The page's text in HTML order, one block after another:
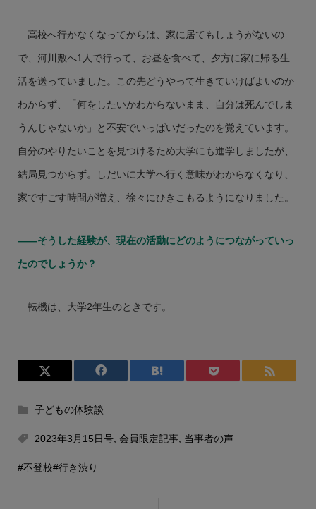
高校へ行かなくなってからは、家に居てもしょうがないの
で、河川敷へ1人で行って、お昼を食べて、夕方に家に帰る生
活を送っていました。この先どうやって生きていけばよいのか
わからず、「何をしたいかわからないまま、自分は死んでしま
うんじゃないか」と不安でいっぱいだったのを覚えています。
自分のやりたいことを見つけるため大学にも進学しましたが、
結局見つからず。しだいに大学へ行く意味がわからなくなり、
家ですごす時間が増え、徐々にひきこもるようになりました。
――そうした経験が、現在の活動にどのようにつながっていっ
たのでしょうか？
転機は、大学2年生のときです。
子どもの体験談
2023年3月15日号, 会員限定記事, 当事者の声
#不登校#行き渋り